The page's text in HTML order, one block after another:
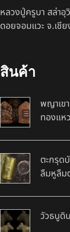
หลวงปู่ครูบา สล่าอุ
ดอยจอมแวะ จ.เชีย
สินค้า
พญาเข
ทองแห
ตะกรุด
ลืมหูลืม
วัวธนูดิ